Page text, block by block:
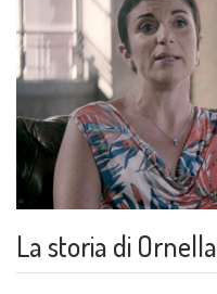
La storia di Ornella